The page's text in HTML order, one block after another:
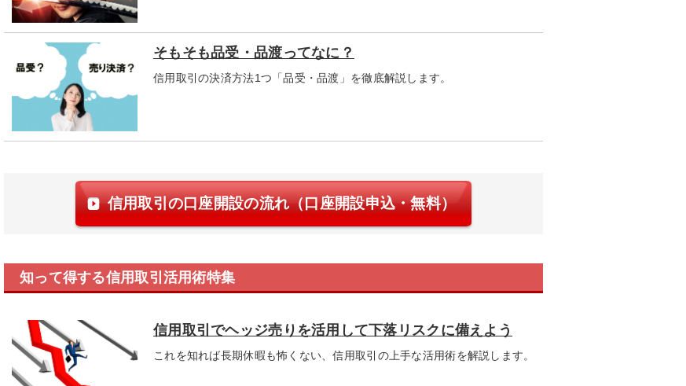
そもそも品受・品渡ってなに？
信用取引の決済方法1つ「品受・品渡」を徹底解説します。
信用取引の口座開設の流れ（口座開設申込・無料）
知って得する信用取引活用術特集
信用取引でヘッジ売りを活用して下落リスクに備えよう
これを知れば長期休暇も怖くない、信用取引の上手な活用術を解説します。